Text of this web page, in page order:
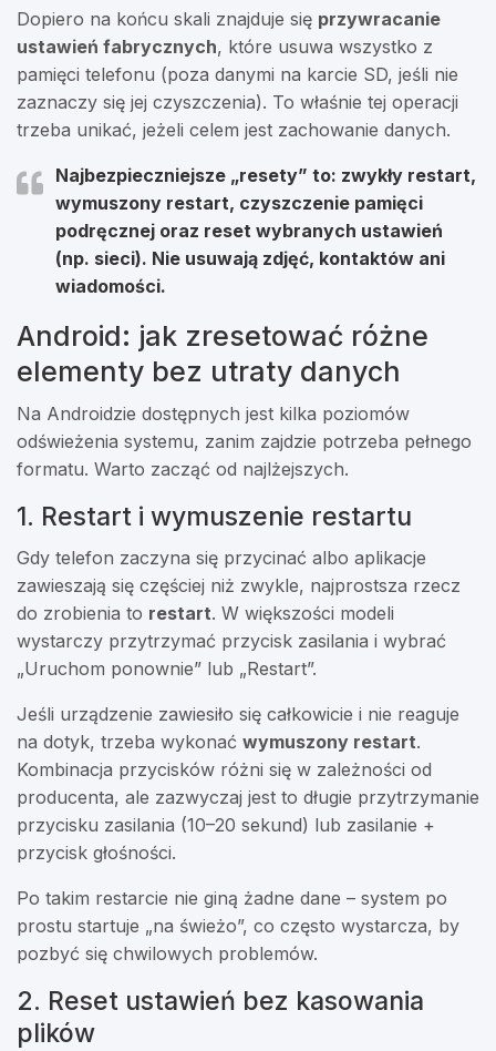
Dopiero na końcu skali znajduje się przywracanie
ustawień fabrycznych, które usuwa wszystko z
pamięci telefonu (poza danymi na karcie SD, jeśli nie
zaznaczy się jej czyszczenia). To właśnie tej operacji
trzeba unikać, jeżeli celem jest zachowanie danych.
Najbezpieczniejsze „resety” to: zwykły restart,
wymuszony restart, czyszczenie pamięci
podręcznej oraz reset wybranych ustawień
(np. sieci). Nie usuwają zdjęć, kontaktów ani
wiadomości.
Android: jak zresetować różne
elementy bez utraty danych
Na Androidzie dostępnych jest kilka poziomów
odświeżenia systemu, zanim zajdzie potrzeba pełnego
formatu. Warto zacząć od najlżejszych.
1. Restart i wymuszenie restartu
Gdy telefon zaczyna się przycinać albo aplikacje
zawieszają się częściej niż zwykle, najprostsza rzecz
do zrobienia to restart. W większości modeli
wystarczy przytrzymać przycisk zasilania i wybrać
„Uruchom ponownie” lub „Restart”.
Jeśli urządzenie zawiesiło się całkowicie i nie reaguje
na dotyk, trzeba wykonać wymuszony restart.
Kombinacja przycisków różni się w zależności od
producenta, ale zazwyczaj jest to długie przytrzymanie
przycisku zasilania (10–20 sekund) lub zasilanie +
przycisk głośności.
Po takim restarcie nie giną żadne dane – system po
prostu startuje „na świeżo”, co często wystarcza, by
pozbyć się chwilowych problemów.
2. Reset ustawień bez kasowania
plików